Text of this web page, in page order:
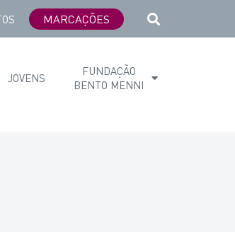
MARCAÇÕES
JOVENS
FUNDAÇÃO
BENTO MENNI